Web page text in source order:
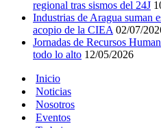
regional tras sismos del 24J
Industrias de Aragua suman
acopio de la CIEA 02/07/
Jornadas de Recursos
todo lo alto 12/05/2026
Inicio
Noticias
Nosotros
Eventos